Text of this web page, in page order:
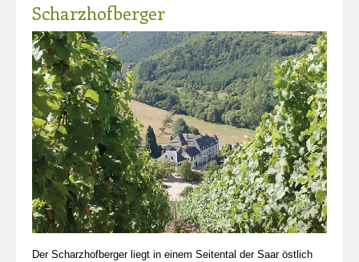
Scharzhofberger
Der Scharzhofberger liegt in einem Seitental der Saar östlich